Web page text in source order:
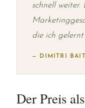
schnell weiter.
die ich gelernt
— DIMITRI
Der Preis